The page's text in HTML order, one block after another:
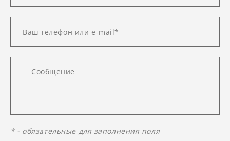
* - обязательные для заполнения поля